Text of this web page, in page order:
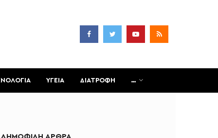
ΥΓΕΙΑ ΔΙΑΤΡΟΦΗ …